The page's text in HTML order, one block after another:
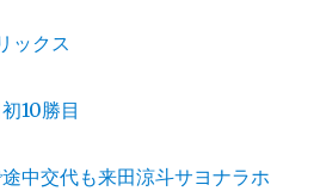
ックス
10勝目
中交代も来田涼斗サヨナラホ